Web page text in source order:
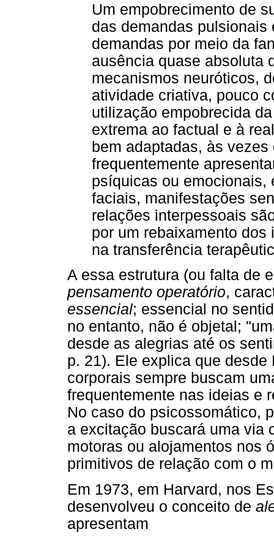
Um empobrecimento de
das demandas
demandas por meio da
ausência quase absoluta
mecanismos neuróticos,
atividade criativa, pouco
utilização empobrecida
extrema ao factual e à
bem adaptadas, às
frequentemente
psíquicas ou emocionais,
faciais, manifestações
relações interpessoais
por um rebaixamento
na transferência
A essa estrutura (ou falta de
pensamento operatório,
essencial; essencial no
no entanto, não é objetal;
desde as alegrias até os
p. 21). Ele explica que
corporais sempre buscam
frequentemente nas ideias e
No caso do psicossomático,
a excitação buscará uma via
motoras ou alojamentos nos
primitivos de relação com o
Em 1973, em Harvard, nos
desenvolveu o conceito de
apresentam